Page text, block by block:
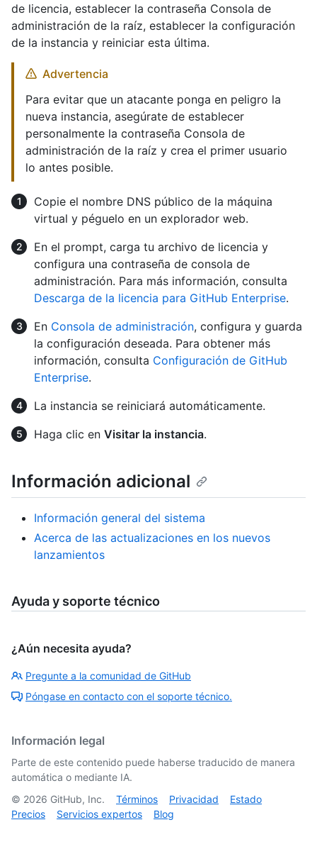
de licencia, establecer la contraseña Consola de
administración de la raíz, establecer la configuración
de la instancia y reiniciar esta última.
Advertencia
Para evitar que un atacante ponga en peligro la
nueva instancia, asegúrate de establecer
personalmente la contraseña Consola de
administración de la raíz y crea el primer usuario
lo antes posible.
Copie el nombre DNS público de la máquina
virtual y péguelo en un explorador web.
En el prompt, carga tu archivo de licencia y
configura una contraseña de consola de
administración. Para más información, consulta
Descarga de la licencia para GitHub Enterprise.
En Consola de administración, configura y guarda
la configuración deseada. Para obtener más
información, consulta Configuración de GitHub
Enterprise.
La instancia se reiniciará automáticamente.
Haga clic en Visitar la instancia.
Información adicional
Información general del sistema
Acerca de las actualizaciones en los nuevos
lanzamientos
Ayuda y soporte técnico
¿Aún necesita ayuda?
Pregunte a la comunidad de GitHub
Póngase en contacto con el soporte técnico.
Información legal
Parte de este contenido puede haberse traducido de manera
automática o mediante IA.
© 2026 GitHub, Inc. Términos Privacidad
Estado
Precios
Servicios expertos Blog